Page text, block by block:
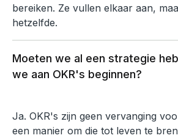
bereiken. Ze vullen elkaar aan,
hetzelfde.
Moeten we al een strategie
we aan OKR's beginnen?
Ja. OKR's zijn geen vervanging
een manier om die tot leven te